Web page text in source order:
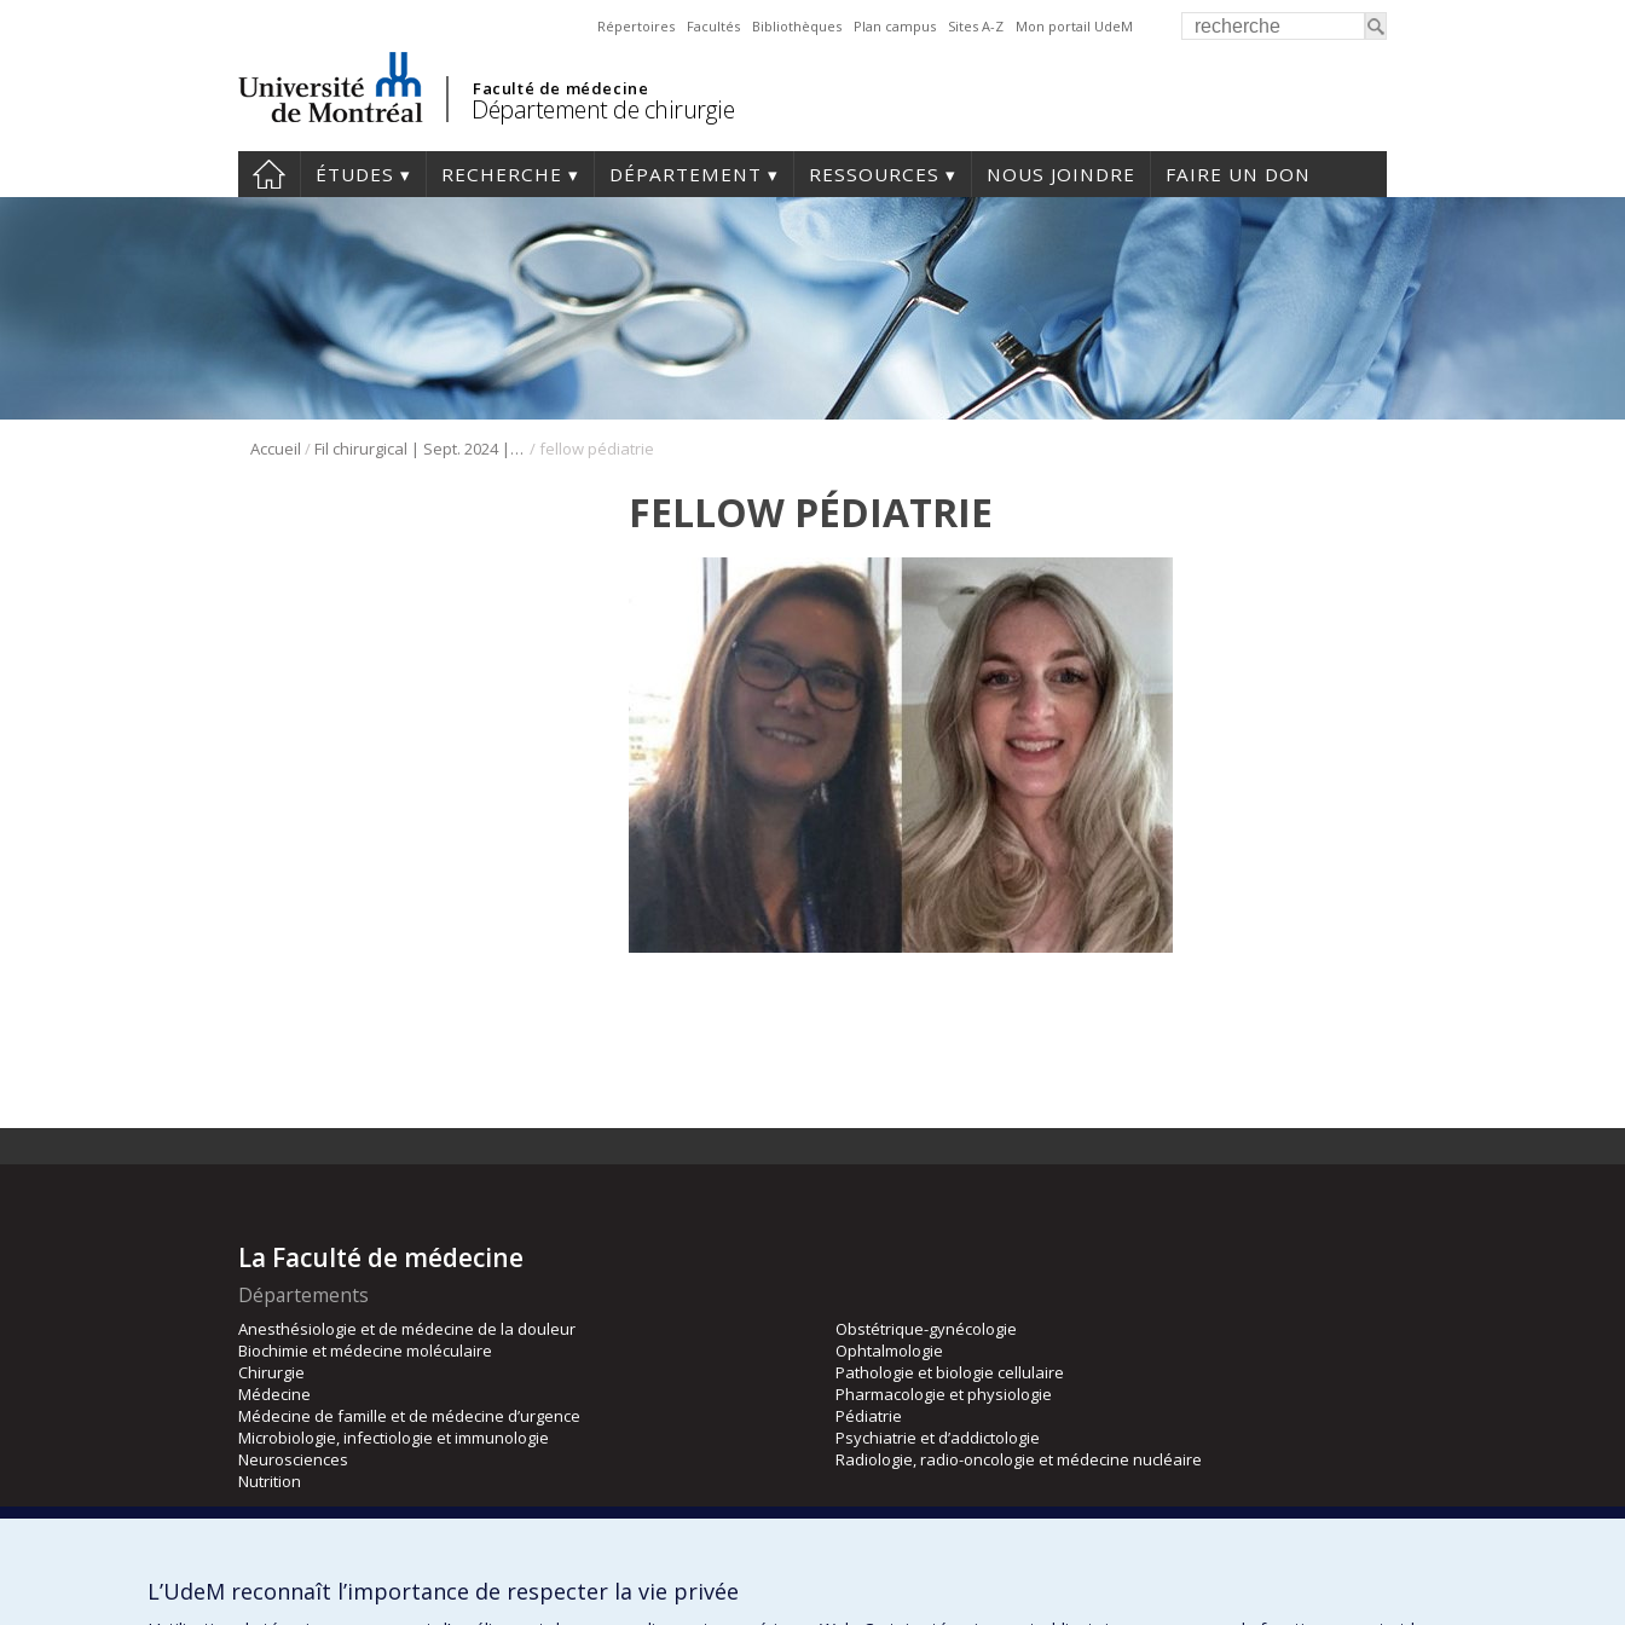
Répertoires Facultés Bibliothèques Plan campus Sites A-Z Mon portail UdeM
Faculté de médecine
Département de chirurgie
ÉTUDES RECHERCHE DÉPARTEMENT RESSOURCES NOUS JOINDRE FAIRE UN DON
Accueil / Fil chirurgical | Sept. 2024 | Chirurgie pédiatrique / fellow pédiatrie
FELLOW PÉDIATRIE
La Faculté de médecine
Départements
Anesthésiologie et de médecine de la douleur
Biochimie et médecine moléculaire
Chirurgie
Médecine
Médecine de famille et de médecine d’urgence
Microbiologie, infectiologie et immunologie
Neurosciences
Nutrition
Obstétrique-gynécologie
Ophtalmologie
Pathologie et biologie cellulaire
Pharmacologie et physiologie
Pédiatrie
Psychiatrie et d’addictologie
Radiologie, radio-oncologie et médecine nucléaire
Orthophonie et audiologie
L’UdeM reconnaît l’importance de respecter la vie privée